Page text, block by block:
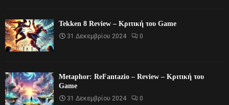
Tekken 8 Review – Κριτική του Game
31 Δεκεμβρίου 2024 0
Metaphor: ReFantazio – Review – Κριτική του
Game
31 Δεκεμβρίου 2024 0